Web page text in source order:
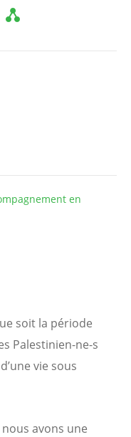
en
soit la période
Palestinien-ne-s
vie sous
avons une